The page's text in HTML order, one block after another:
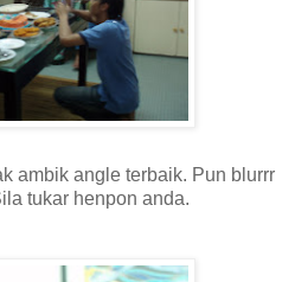
ambik angle terbaik. Pun blurrr
tukar henpon anda.